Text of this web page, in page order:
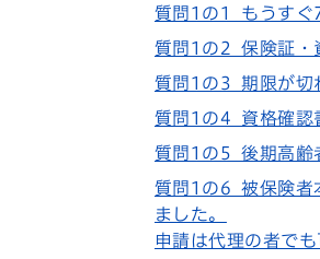
質問1の1 もうすぐ
質問1の2 保険証・
質問1の3 期限が切
質問1の4 資格確認
質問1の5 後期高齢
質問1の6 被保険者
ました。
申請は代理の者で